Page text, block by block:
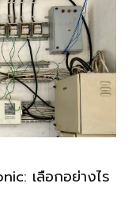
เลือกอย่างไร